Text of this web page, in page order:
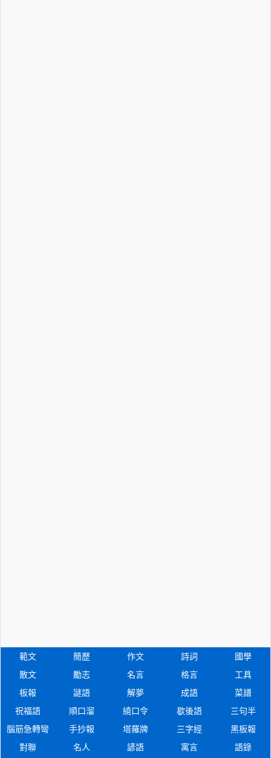
範文 簡歷 作文 詩詞
國學
散文
勵志 名言 格言
工具
板報
謎語 解夢 成語
菜譜
祝福語
順口溜 繞口令 歇後語
三句半
腦筋急轉彎
手抄報 塔羅牌 三字經
黑板報
對聯
名人 諺語 寓言 語錄